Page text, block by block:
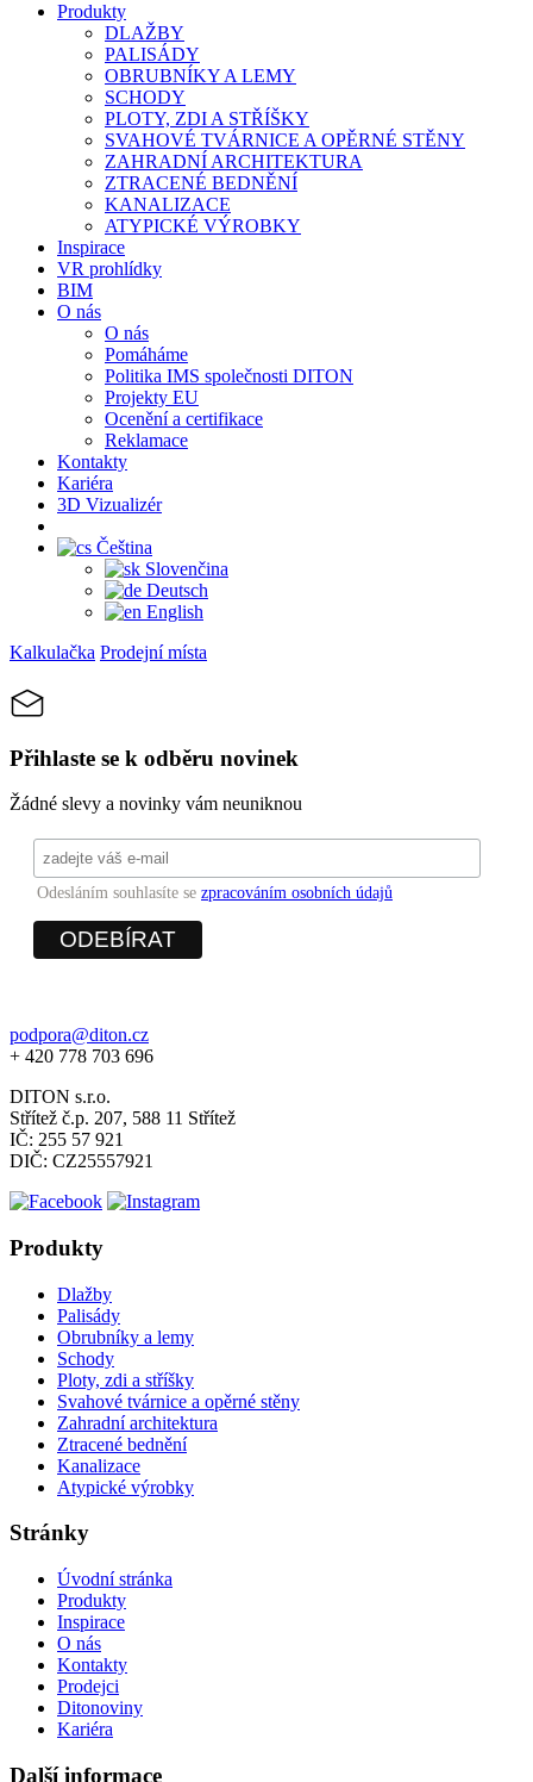
Produkty
DLAŽBY
PALISÁDY
OBRUBNÍKY A LEMY
SCHODY
PLOTY, ZDI A STŘÍŠKY
SVAHOVÉ TVÁRNICE A OPĚRNÉ STĚNY
ZAHRADNÍ ARCHITEKTURA
ZTRACENÉ BEDNĚNÍ
KANALIZACE
ATYPICKÉ VÝROBKY
Inspirace
VR prohlídky
BIM
O nás
O nás
Pomáháme
Politika IMS společnosti DITON
Projekty EU
Ocenění a certifikace
Reklamace
Kontakty
Kariéra
3D Vizualizér
Čeština
Slovenčina
Deutsch
English
Kalkulačka Prodejní místa
Přihlaste se k odběru novinek
Žádné slevy a novinky vám neuniknou
Odesláním souhlasíte se zpracováním osobních údajů
podpora@diton.cz
+ 420 778 703 696
DITON s.r.o.
Střítež č.p. 207, 588 11 Střítež
IČ: 255 57 921
DIČ: CZ25557921
Produkty
Dlažby
Palisády
Obrubníky a lemy
Schody
Ploty, zdi a stříšky
Svahové tvárnice a opěrné stěny
Zahradní architektura
Ztracené bednění
Kanalizace
Atypické výrobky
Stránky
Úvodní stránka
Produkty
Inspirace
O nás
Kontakty
Prodejci
Ditonoviny
Kariéra
Další informace